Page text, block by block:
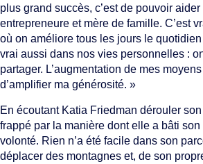
plus grand succès, c’est de pouvoir aider
entrepreneure et mère de famille. C’est
où on améliore tous les jours le quotidien
vrai aussi dans nos vies personnelles :
partager. L’augmentation de mes
d’amplifier ma générosité. »
En écoutant Katia Friedman dérouler
frappé par la manière dont elle a bâti
volonté. Rien n’a été facile dans son
déplacer des montagnes et, de son